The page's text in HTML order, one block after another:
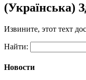
(Українська)
Извините, этот техт
Найти:
Новости